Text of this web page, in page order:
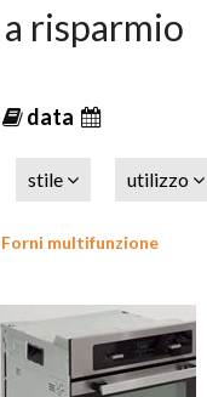
risparmio
data
stile utilizzo
Forni multifunzione